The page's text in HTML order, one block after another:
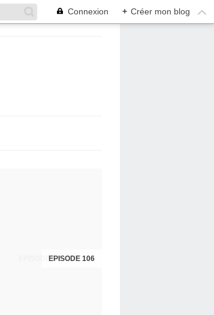
Connexion + Créer mon blog
EPISODE 106
EPISODES 104 ET 105